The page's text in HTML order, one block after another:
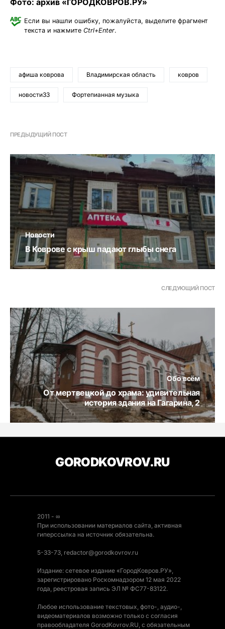
Фото: архив «ГОРОДКОВРОВ.РУ»
Если вы нашли ошибку, пожалуйста, выделите фрагмент
текста и нажмите Ctrl+Enter.
афиша коврова Владимирская область ковров
новости33 Фортепианная музыка
ПРЕДЫДУЩИЙ ПОСТ
Новости
В Коврове с крыш падают глыбы снега
СЛЕДУЮЩИЙ ПОСТ
Обо всём
От мертвецкой до храма: удивительная
история здания на Гагарина, 2
GORODKOVROV.RU
2011 - ∞
При использовании материалов сайта, активная
гиперссылка на источник обязательна.
5-33-73, redactor@gorodkovrov.ru
Издание: сетевое издание «ГородКовров.РУ»,
зарегистрировано Роскомнадзором 12 мая 2022
года, реестровая запись ЭЛ № ФС77-83122.
Любое использование текстовых, фото-, аудио-,
видеоматериалов возможно только с согласия
правообладателя GorodKovrov.RU, с обязательным